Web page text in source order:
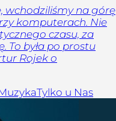
wchodziliśmy na górę
komputerach. Nie
czasu, za
To była po prostu
Rojek o
Tylko u Nas